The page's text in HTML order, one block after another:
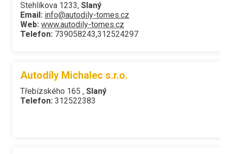
Stehlíkova 1233, Slaný
Email: info@autodily-tomes.cz
Web: www.autodily-tomes.cz
Telefon: 739058243,312524297
Autodíly Michalec s.r.o.
Třebízského 165 , Slaný
Telefon: 312522383